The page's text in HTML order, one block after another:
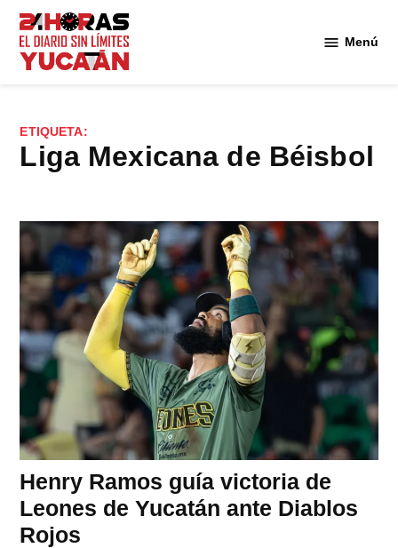
Saltar
contenido
Menú
ETIQUETA:
Liga Mexicana de Béisbol
Henry Ramos guía victoria de
Leones de Yucatán ante Diablos
Rojos